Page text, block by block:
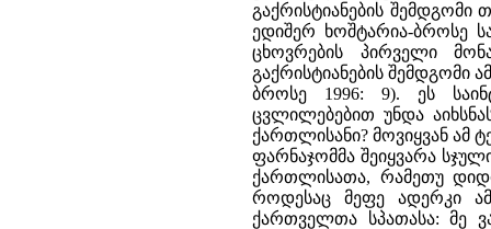
გაქრისტიანების
ედიშერ ხოშტარია-ბროსე
ცხოვრების პირველი
გაქრისტიანების შემდგომი
ბროსე 1996: 9). ეს
ცვლილებებით უნდა
ქართლისანი? მოვიყვან ამ
ფარნაჯომმა შეიყვარა
ქართლისათა, რამეთუ
როდესაც მეფე ადერკი
ქართველთა სპათასა: მე